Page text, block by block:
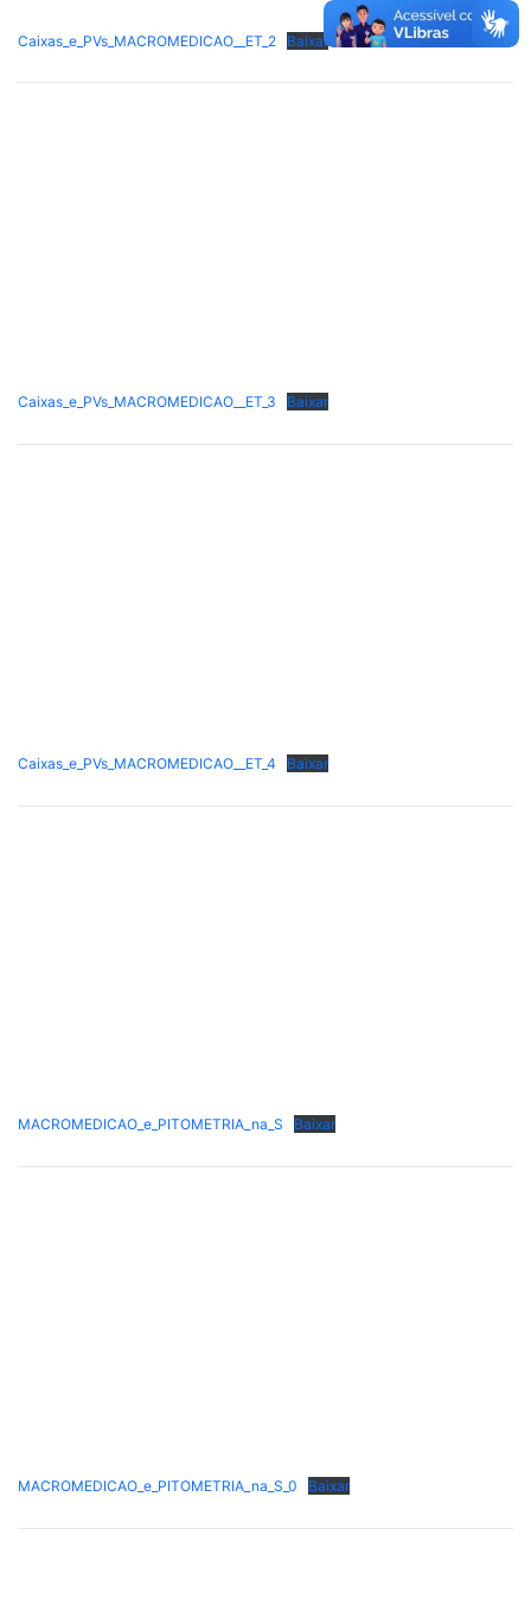
Caixas_e_PVs_MACROMEDICAO__ET_2 Baixar
Caixas_e_PVs_MACROMEDICAO__ET_3 Baixar
Caixas_e_PVs_MACROMEDICAO__ET_4 Baixar
MACROMEDICAO_e_PITOMETRIA_na_S Baixar
MACROMEDICAO_e_PITOMETRIA_na_S_0 Baixar